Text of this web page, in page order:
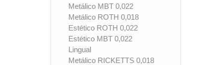
Metálico MBT 0,022
Metálico ROTH 0,018
Estético ROTH 0,022
Estético MBT 0,022
Lingual
Metálico RICKETTS 0,018